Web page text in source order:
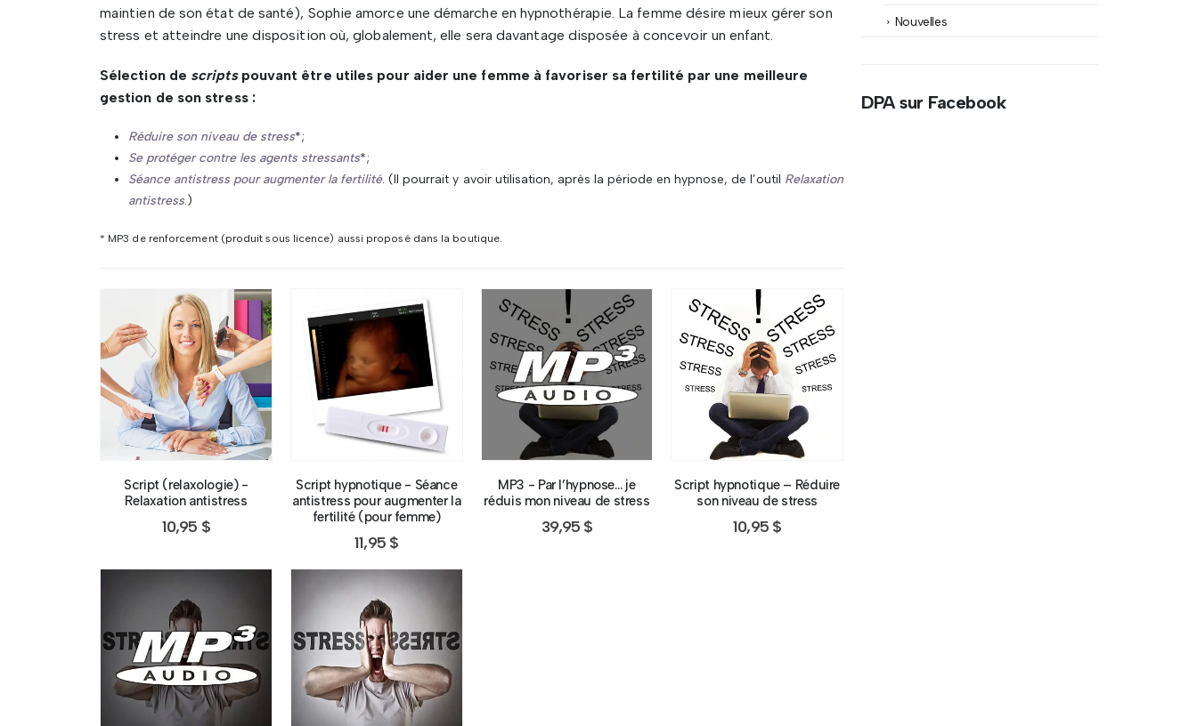
maintien de son état de santé), Sophie amorce une démarche en hypnothérapie. La femme désire mieux gérer son
stress et atteindre une disposition où, globalement, elle sera davantage disposée à concevoir un enfant.
Sélection de scriptspouvant être utiles pour aider une femme à favoriser sa fertilité par une meilleure
gestion de son stress :
Réduire son niveau de stress*;
Se protéger contre les agents stressants*;
Séance antistress pour augmenter la fertilité. (Il pourrait y avoir utilisation, après la période en hypnose, de l’outil Relaxation
antistress.)
* MP3 de renforcement (produit sous licence) aussi proposé dans la boutique.
Script (relaxologie) -
Relaxation antistress
10,95 $
Script hypnotique - Séance
antistress pour augmenter la
fertilité (pour femme)
11,95 $
MP3 - Par l’hypnose… je
réduis mon niveau de stress
39,95 $
Script hypnotique – Réduire
son niveau de stress
10,95 $
Nouvelles
DPA sur Facebook